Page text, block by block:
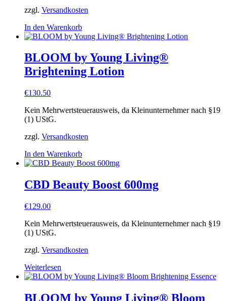
zzgl. Versandkosten
In den Warenkorb
BLOOM by Young Living®
Brightening Lotion
€130.50
Kein Mehrwertsteuerausweis, da Kleinunternehmer nach §19
(1) UStG.
zzgl. Versandkosten
In den Warenkorb
CBD Beauty Boost 600mg
€129.00
Kein Mehrwertsteuerausweis, da Kleinunternehmer nach §19
(1) UStG.
zzgl. Versandkosten
Weiterlesen
BLOOM by Young Living® Bloom